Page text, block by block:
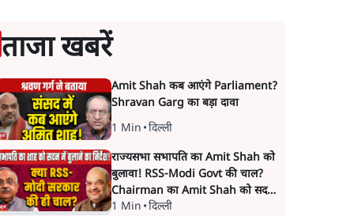
ताजा खबरें
Amit Shah कब आएंगे Parliament?
Shravan Garg का बड़ा दावा
1 Min •दिल्ली
राज्यसभा सभापति का Amit Shah को
बुलावा! RSS-Modi Govt की चाल?
Chairman का Amit Shah को सदन
में बयान देने का संकेत क्यों? Senior
1 Min •दिल्ली